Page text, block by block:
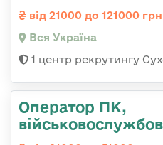
від 21000 до 121000 грн
Вся Україна
1 центр рекрутингу
Оператор ПК,